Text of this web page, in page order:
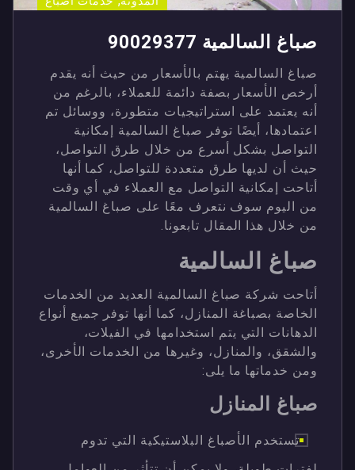
صباغ السالمية 90029377
صباغ السالمية يهتم بالأسعار من حيث أنه يقدم
أرخص الأسعار بصفة دائمة للعملاء، بالرغم من
أنه يعتمد على استراتيجيات متطورة، ووسائل تم
اعتمادها، أيضًا توفر صباغ السالمية إمكانية
التواصل بشكل أسرع من خلال طرق التواصل،
حيث أن لديها طرق متعددة للتواصل، كما أنها
أتاحت إمكانية التواصل مع العملاء في أي وقت
من اليوم سوف نتعرف معًا على صباغ السالمية
من خلال هذا المقال تابعونا.
صباغ السالمية
أتاحت شركة صباغ السالمية العديد من الخدمات
الخاصة بصباغة المنازل، كما أنها توفر جميع أنواع
الدهانات التي يتم استخدامها في الفيلات،
والشقق، والمنازل، وغيرها من الخدمات الأخرى،
ومن خدماتها ما يلى:
صباغ المنازل
تستخدم الأصباغ البلاستيكية التي تدوم